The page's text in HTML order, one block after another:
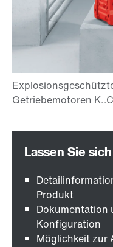
Produkt
Dokumentation
Konfiguration
Möglichkeit zur